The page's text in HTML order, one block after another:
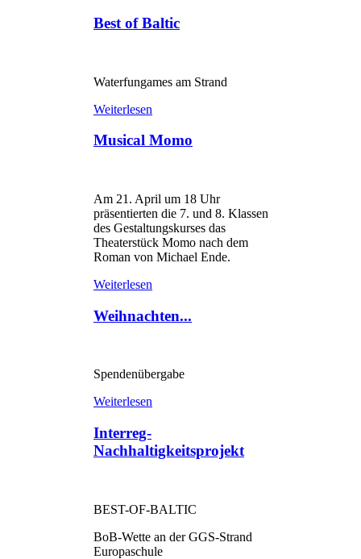
Best of Baltic
Waterfungames am Strand
Weiterlesen
Musical Momo
Am 21. April um 18 Uhr
präsentierten die 7. und 8. Klassen
des Gestaltungskurses das
Theaterstück Momo nach dem
Roman von Michael Ende.
Weiterlesen
Weihnachten...
Spendenübergabe
Weiterlesen
Interreg-
Nachhaltigkeitsprojekt
BEST-OF-BALTIC
BoB-Wette an der GGS-Strand
Europaschule